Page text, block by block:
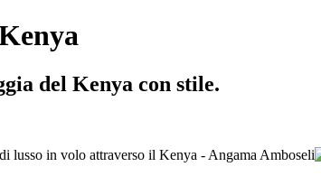
del Kenya con stile.